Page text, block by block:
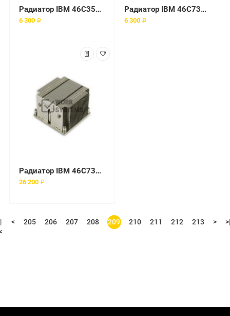
Радиатор IBM 46C3545 1366
6 300 ₽
Радиатор IBM 46C7320 1366
6 300 ₽
Радиатор IBM 46C7382 1366
26 200 ₽
|
< 205 206 207 208 209 210 211 212 213 >